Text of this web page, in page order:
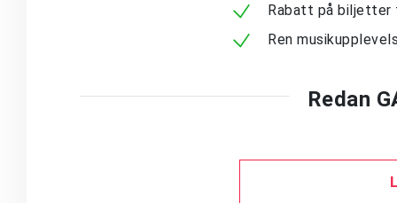
Rabatt på
Ren
Redan